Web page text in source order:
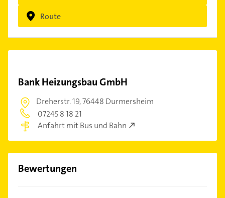
Route
Bank Heizungsbau GmbH
Dreherstr. 19,76448 Durmersheim
07245 8 18 21
Anfahrt mit Bus und Bahn
Bewertungen